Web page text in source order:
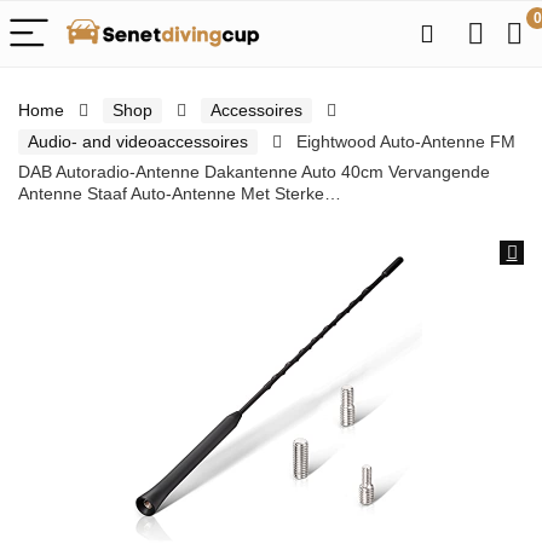
0
Home Shop
Accessoires
Audio- and videoaccessoires
Eightwood Auto-Antenne FM
DAB Autoradio-Antenne Dakantenne Auto 40cm Vervangende
Antenne Staaf Auto-Antenne Met Sterke…